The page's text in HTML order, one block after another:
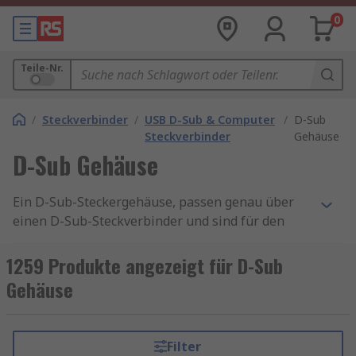
0
Teile-Nr.
/ Steckverbinder / USB D-Sub & Computer
Steckverbinder
/ D-Sub
Gehäuse
D-Sub Gehäuse
Ein D-Sub-Steckergehäuse, passen genau über
einen D-Sub-Steckverbinder und sind für den
da. Gehäuse für Sub-D können auch die
Ausrichtung des Steckverbinders ändern und
sind in einer Reihe von Größen, Materialien und
zu werden. Mehr Informationen finden Sie in
1259 Produkte angezeigt für D-Sub
Gehäuse
Filter